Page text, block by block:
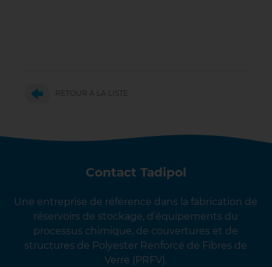
RETOUR À LA LISTE
Contact Tadipol
Une entreprise de référence dans la fabrication de
réservoirs de stockage, d’équipements du
processus chimique, de couvertures et de
structures de Polyester Renforcé de Fibres de
Verre (PRFV).